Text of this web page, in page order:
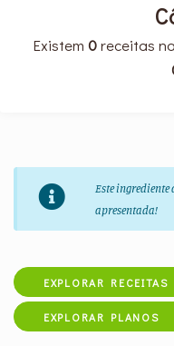
Existem 0receitas
Este
apresentada!
EXPLORAR RECEITAS
EXPLORAR PLANOS